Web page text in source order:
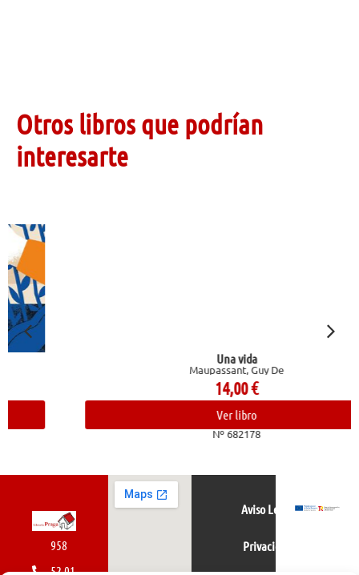
Otros libros que podrían
interesarte
Maupassant, Guy De
Nº 682178
958
52 01
Aviso Legal
Privacidad